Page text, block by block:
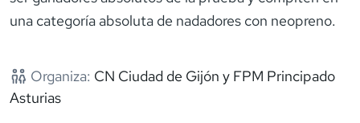
una categoría absoluta de nadadores con neopreno.
Organiza: CN Ciudad de Gijón y FPM Principado
Asturias